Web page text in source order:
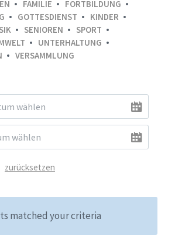
FAMILIE
FORTBILDUNG
GOTTESDIENST
KINDER
SENIOREN
SPORT
UNTERHALTUNG
VERSAMMLUNG
zurücksetzen
matched your criteria